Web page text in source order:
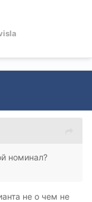
номинал?
не о чем не